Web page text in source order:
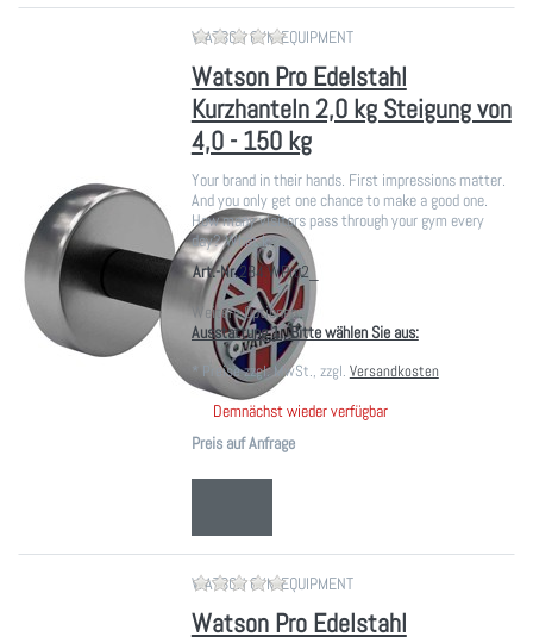
WATSON GYM EQUIPMENTZu diesem Produkt liegen noch
Watson Pro Edelstahl
Kurzhanteln 2,0 kg Steigung von
4,0 - 150 kg
Your brand in their hands. First impressions matter.
And you only get one chance to make a good one.
How many visitors pass through your gym every
day? What k…
Art.-Nr.284.WPro2_
Weitere Optionen:
Ausstattung 1:, Bitte wählen Sie aus:
* Preise zzgl. MwSt., zzgl. Versandkosten
Demnächst wieder verfügbar
Preis auf Anfrage
WATSON GYM EQUIPMENTZu diesem Produkt liegen noch
Watson Pro Edelstahl